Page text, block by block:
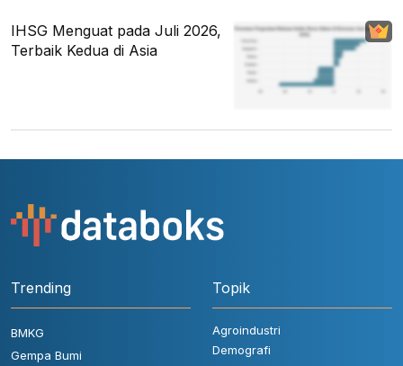
IHSG Menguat pada Juli 2026,
Terbaik Kedua di Asia
Trending
BMKG
Gempa Bumi
Topik
Agroindustri
Demografi